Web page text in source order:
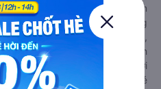
khảo thêm các phương tiện
đi sắp tới. Goyolo là nền tảng
sánh giá cả, giờ khởi hành,
tiện máy bay, xe khách
được liên kết trực tiếp với
tàu hoả, luôn đảm bảo có vé